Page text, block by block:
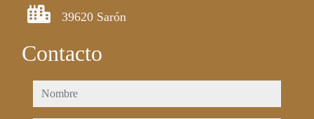
39620 Sarón
Contacto
nombre